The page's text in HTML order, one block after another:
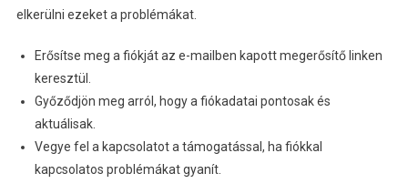
elkerülni ezeket a problémákat.
Erősítse meg a fiókját az e-mailben kapott megerősítő linken
keresztül.
Győződjön meg arról, hogy a fiókadatai pontosak és
aktuálisak.
Vegye fel a kapcsolatot a támogatással, ha fiókkal
kapcsolatos problémákat gyanít.